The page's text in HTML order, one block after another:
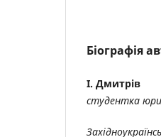
Біографія
І. Дмитрів
студентка